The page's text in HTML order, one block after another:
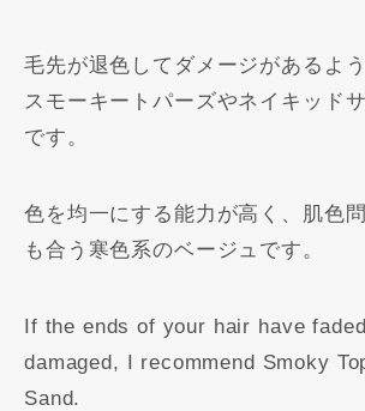
毛先が退色してダメージがあるよう
スモーキートパーズやネイキッド
です。
色を均一にする能力が高く、肌色
も合う寒色系のベージュです。
If the ends of your hair have
damaged, I recommend Smoky
Sand.